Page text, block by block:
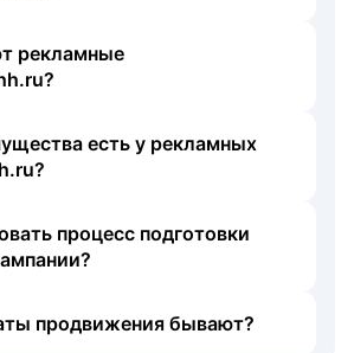
рекламные
есть у рекламных
процесс подготовки
продвижения бывают?